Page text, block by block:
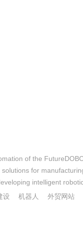
of the
for
intelligent
设 机器人 外贸网站